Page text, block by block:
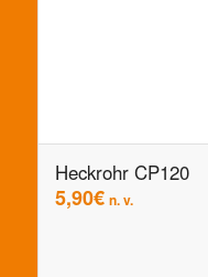
Heckrohr CP120
5,90€ n. v.